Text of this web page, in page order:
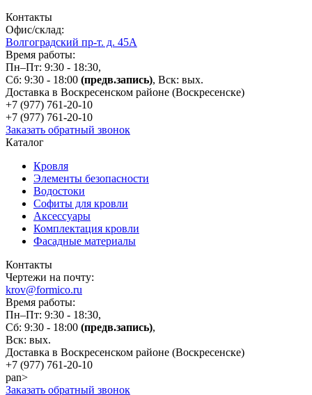
Контакты
Офис/склад:
Волгоградский пр-т. д. 45А
Время работы:
Пн–Пт: 9:30 - 18:30,
Сб: 9:30 - 18:00 (предв.запись), Вск: вых.
Доставка в Воскресенском районе (Воскресенске)
+7 (977) 761-20-10
+7 (977) 761-20-10
Заказать обратный звонок
Каталог
Кровля
Элементы безопасности
Водостоки
Софиты для кровли
Аксессуары
Комплектация кровли
Фасадные материалы
Контакты
Чертежи на почту:
krov@formico.ru
Время работы:
Пн–Пт: 9:30 - 18:30,
Сб: 9:30 - 18:00 (предв.запись),
Вск: вых.
Доставка в Воскресенском районе (Воскресенске)
+7 (977) 761-20-10
pan>
Заказать обратный звонок